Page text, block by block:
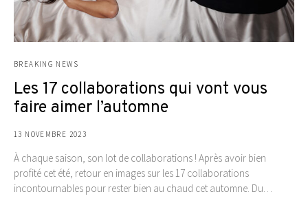
BREAKING NEWS
Les 17 collaborations qui vont vous
faire aimer l’automne
13 NOVEMBRE 2023
À chaque saison, son lot de collaborations ! Après avoir bien
profité cet été, retour en images sur les 17 collaborations
incontournables pour rester bien au chaud cet automne. Du…